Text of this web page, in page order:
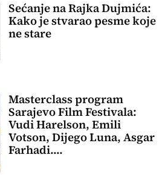
Sećanje na Rajka Dujmića:
Kako je stvarao pesme koje
ne stare
Masterclass program
Sarajevo Film Festivala:
Vudi Harelson, Emili
Votson, Dijego Luna, Asgar
Farhadi....